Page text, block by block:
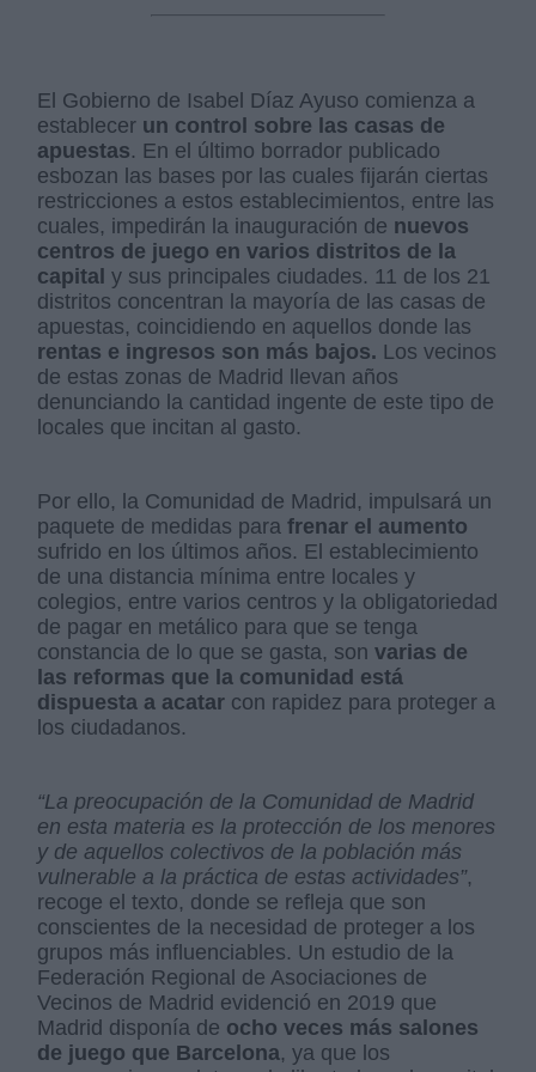
El Gobierno de Isabel Díaz Ayuso comienza a
establecer un control sobre las casas de
apuestas. En el último borrador publicado
esbozan las bases por las cuales fijarán ciertas
restricciones a estos establecimientos, entre las
cuales, impedirán la inauguración de nuevos
centros de juego en varios distritos de la
capital y sus principales ciudades. 11 de los 21
distritos concentran la mayoría de las casas de
apuestas, coincidiendo en aquellos donde las
rentas e ingresos son más bajos. Los vecinos
de estas zonas de Madrid llevan años
denunciando la cantidad ingente de este tipo de
locales que incitan al gasto.
Por ello, la Comunidad de Madrid, impulsará un
paquete de medidas para frenar el aumento
sufrido en los últimos años. El establecimiento
de una distancia mínima entre locales y
colegios, entre varios centros y la obligatoriedad
de pagar en metálico para que se tenga
constancia de lo que se gasta, son varias de
las reformas que la comunidad está
dispuesta a acatar con rapidez para proteger a
los ciudadanos.
“La preocupación de la Comunidad de Madrid
en esta materia es la protección de los menores
y de aquellos colectivos de la población más
vulnerable a la práctica de estas actividades”,
recoge el texto, donde se refleja que son
conscientes de la necesidad de proteger a los
grupos más influenciables. Un estudio de la
Federación Regional de Asociaciones de
Vecinos de Madrid evidenció en 2019 que
Madrid disponía de ocho veces más salones
de juego que Barcelona, ya que los